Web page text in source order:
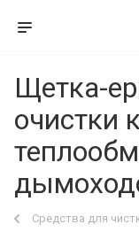
Щетка-
очистки
Средства для